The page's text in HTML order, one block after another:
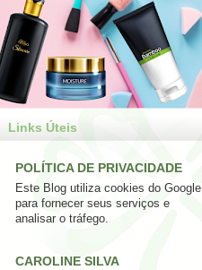
Links Úteis
POLÍTICA DE PRIVACIDADE
Este Blog utiliza cookies do Google
para fornecer seus serviços e
analisar o tráfego.
CAROLINE SILVA